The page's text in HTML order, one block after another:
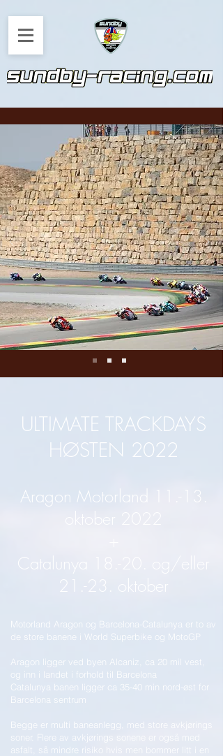
ULTIMATE TRACKDAYS
HØSTEN 2022
Aragon Motorland 11.-13.
oktober 2022
Catalunya 18.-20. og/eller
21.-23. oktober
Motorland Aragon og Barcelona-Catalunya er to av
de store banene i World Superbike og MotoGP
Aragon ligger ved byen Alcaniz, ca 20 mil vest,
og inn i landet i forhold til Barcelona
Catalunya banen ligger ca 35-40 min nord-øst for
Barcelona sentrum
Begge er multi baneanlegg, med store avkjørings
soner. Flere av avkjørings sonene er også med
asfalt, så mindre risiko hvis men bommer litt i en